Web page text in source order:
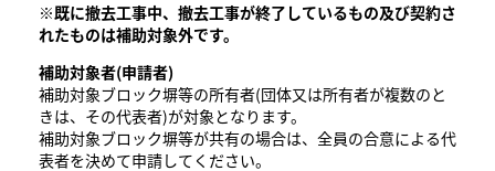
※既に撤去工事中、撤去工事が終了しているもの及び契約さ
れたものは補助対象外です。
補助対象者(申請者)
補助対象ブロック塀等の所有者(団体又は所有者が複数のと
きは、その代表者)が対象となります。
補助対象ブロック塀等が共有の場合は、全員の合意による代
表者を決めて申請してください。